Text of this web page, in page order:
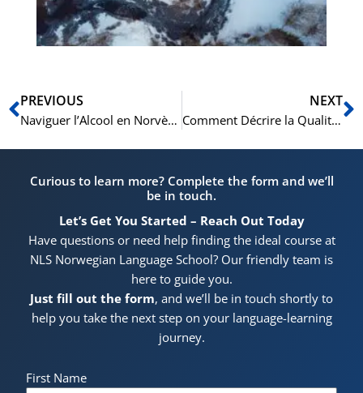
Précédent
PREVIOUS
Naviguer l’Alcool en Norvège : Lois et Culture
NEXT
Comment Décrire la Qualité et l’État en Norvégien
Curious to learn more? Complete the form and we’ll
be in touch.
Let’s Get You Started – Reach Out Today
Have questions or need help finding the ideal course at
NLS Norwegian Language School? Our friendly team is
here to guide you.
Just fill out the form, and we’ll be in touch shortly to
help you take the next step on your language-learning
journey.
First Name